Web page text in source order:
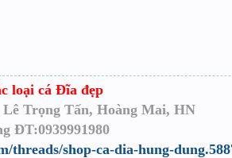
loại cá Đĩa đẹp
Lê Trọng Tấn, Hoàng Mai, HN
ĐT:0939991980
threads/shop-ca-dia-hung-